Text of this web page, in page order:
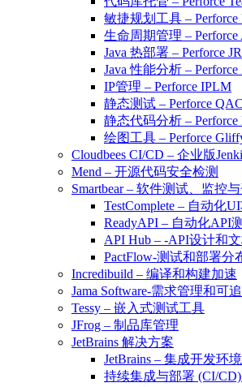
敏捷规划工具 – Perforce
生命周期管理 –
Java 热部署 – Perforce
Java 性能分析 – Perforce
IP管理 – Perforce IPLM
静态测试 – Perforce QAC
静态代码分析 –
绘图工具 – Perforce
Cloudbees CI/CD – 企业版
Mend – 开源代码安全检测
Smartbear – 软件测试、监控
TestComplete – 自动化
ReadyAPI – 自动化API
API Hub – -API设计和
PactFlow-测试和部署分
Incredibuild – 编译和构建加速
Jama Software-需求管理和可
Tessy – 嵌入式测试工具
JFrog – 制品库管理
JetBrains 解决方案
JetBrains – 集成开发环
持续集成与部署 (CI/CD)